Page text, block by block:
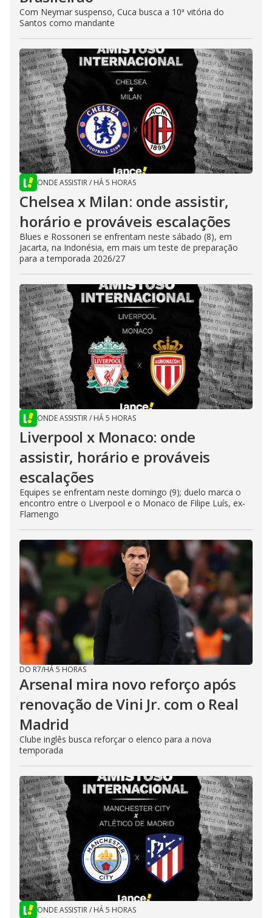
Com Neymar suspenso, Cuca busca a 10ª vitória do
Santos como mandante
ONDE ASSISTIR/ HÁ 5 HORAS
Chelsea x Milan: onde assistir,
horário e prováveis escalações
Blues e Rossoneri se enfrentam neste sábado (8), em
Jacarta, na Indonésia, em mais um teste de preparação
para a temporada 2026/27
ONDE ASSISTIR/ HÁ 5 HORAS
Liverpool x Monaco: onde
assistir, horário e prováveis
escalações
Equipes se enfrentam neste domingo (9); duelo marca o
encontro entre o Liverpool e o Monaco de Filipe Luís, ex-
Flamengo
DO R7/HÁ 5 HORAS
Arsenal mira novo reforço após
renovação de Vini Jr. com o Real
Madrid
Clube inglês busca reforçar o elenco para a nova
temporada
ONDE ASSISTIR/ HÁ 5 HORAS